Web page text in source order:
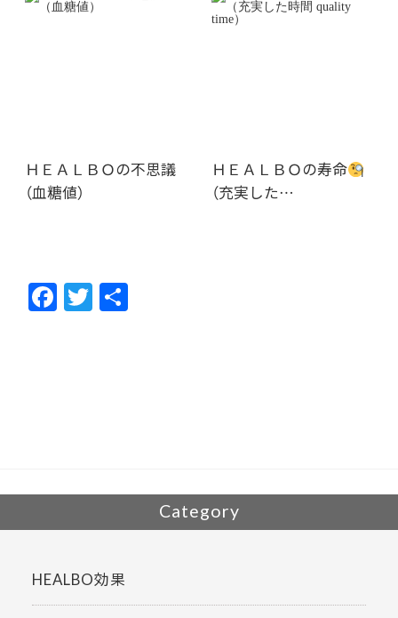
ＨＥＡＬＢＯの不思議
（血糖値）
ＨＥＡＬＢＯの寿命
（充実した…
F
ac
T
w
Category
HEALBO効果